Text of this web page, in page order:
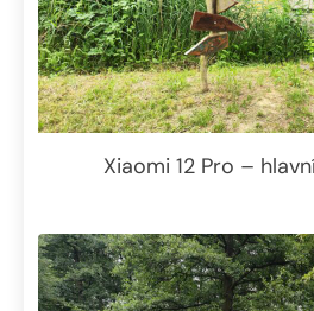
Xiaomi 12 Pro –